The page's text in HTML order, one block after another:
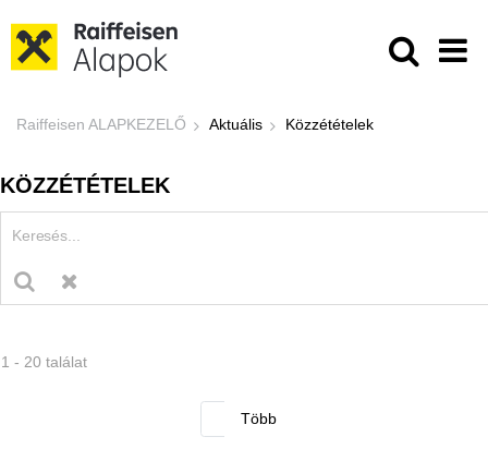
Közzétételek - Raiffeisen
Raiffeisen ALAPKEZELŐ Aktuális Közzétételek
KÖZZÉTÉTELEK
1 - 20 találat